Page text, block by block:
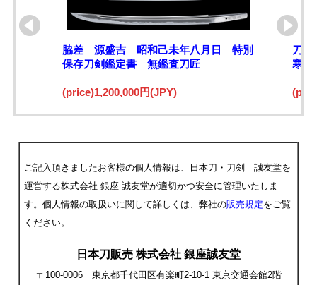
脇差 源盛吉 昭和己未年八月日 特別
保存刀剣鑑定書 無鑑査刀匠
(price)1,200,000円(JPY)
刀
寒山
ご記入頂きましたお客様の個人情報は、日本刀・刀剣 誠友堂を
運営する株式会社 銀座 誠友堂が適切かつ安全に管理いたしま
す。個人情報の取扱いに関して詳しくは、弊社の販売規定をご覧
ください。
日本刀販売 株式会社 銀座誠友堂
〒100-0006 東京都千代田区有楽町2-10-1 東京交通会館2階